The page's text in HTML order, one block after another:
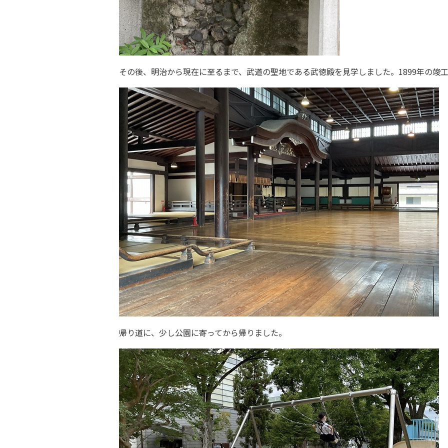
その後、明治から現在に至るまで、武道の聖地である武徳殿を見学しました。1899年の竣
帰り道に、少し公園に寄ってから帰りました。